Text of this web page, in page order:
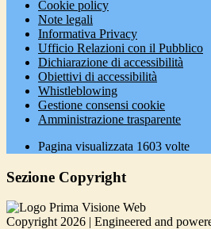
Cookie policy
Note legali
Informativa Privacy
Ufficio Relazioni con il Pubblico
Dichiarazione di accessibilità
Obiettivi di accessibilità
Whistleblowing
Gestione consensi cookie
Amministrazione trasparente
Pagina visualizzata 1603 volte
Sezione Copyright
Copyright 2026 | Engineered and